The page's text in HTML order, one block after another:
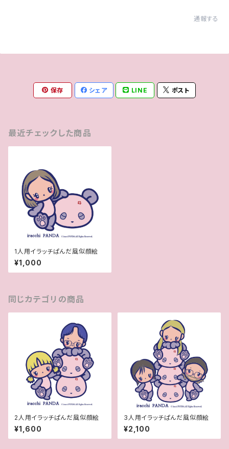
通報する
保存 シェア LINE ポスト
最近チェックした商品
1人用イラッチぱんだ風似顔絵
¥1,000
同じカテゴリの商品
2人用イラッチぱんだ風似顔絵
¥1,600
3人用イラッチぱんだ風似顔絵
¥2,100